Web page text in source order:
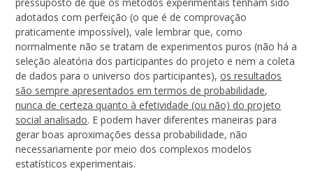
adotados com perfeição (o que é de comprovação
praticamente impossível), vale lembrar que, como
normalmente não se tratam de experimentos puros (não há a
seleção aleatória dos participantes do projeto e nem a coleta
de dados para o universo dos participantes),os resultados
são sempre apresentados em termos de probabilidade,
nunca de certeza quanto à efetividade (ou não) do projeto
social analisado. E podem haver diferentes maneiras para
gerar boas aproximações dessa probabilidade, não
necessariamente por meio dos complexos modelos
estatísticos experimentais.